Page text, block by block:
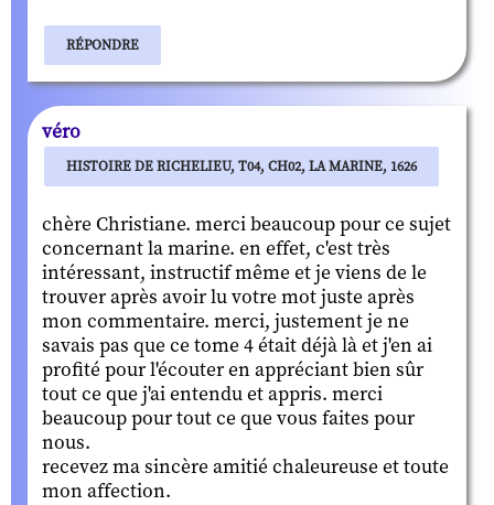
RÉPONDRE
véro
HISTOIRE DE RICHELIEU, T04, CH02, LA MARINE, 1626
chère Christiane. merci beaucoup pour ce sujet
concernant la marine. en effet, c'est très
intéressant, instructif même et je viens de le
trouver après avoir lu votre mot juste après
mon commentaire. merci, justement je ne
savais pas que ce tome 4 était déjà là et j'en ai
profité pour l'écouter en appréciant bien sûr
tout ce que j'ai entendu et appris. merci
beaucoup pour tout ce que vous faites pour
nous.
recevez ma sincère amitié chaleureuse et toute
mon affection.